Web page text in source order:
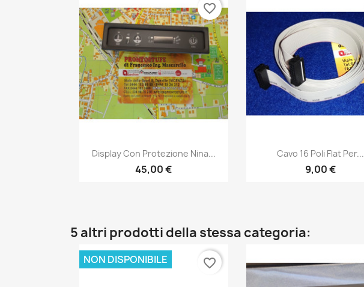
Anteprima
Display Con Protezione Nina...
45,00 €
favorite_border
Anteprima
Cavo 16 Poli Flat Per...
9,00 €
5 altri prodotti della stessa categoria:
NON DISPONIBILE favorite_border